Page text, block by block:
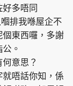
多唔同
排我喺屋企不
東西囉，多謝
。
意思？
就唔話你知，係